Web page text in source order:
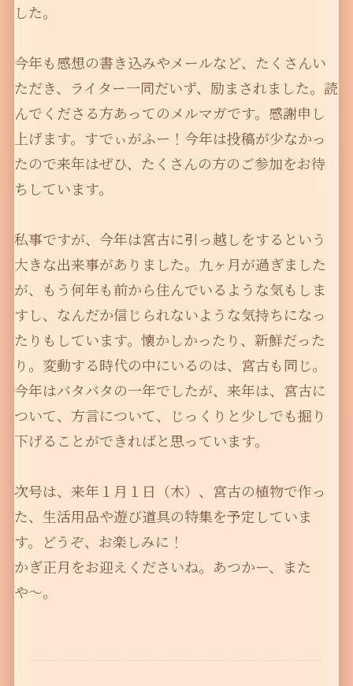
した。
今年も感想の書き込みやメールなど、たくさんい
ただき、ライター一同だいず、励まされました。読
んでくださる方あってのメルマガです。感謝申し
上げます。すでぃがふー！今年は投稿が少なかっ
たので来年はぜひ、たくさんの方のご参加をお待
ちしています。
私事ですが、今年は宮古に引っ越しをするという
大きな出来事がありました。九ヶ月が過ぎました
が、もう何年も前から住んでいるような気もしま
すし、なんだか信じられないような気持ちになっ
たりもしています。懐かしかったり、新鮮だった
り。変動する時代の中にいるのは、宮古も同じ。
今年はバタバタの一年でしたが、来年は、宮古に
ついて、方言について、じっくりと少しでも掘り
下げることができればと思っています。
次号は、来年１月１日（木）、宮古の植物で作っ
た、生活用品や遊び道具の特集を予定していま
す。どうぞ、お楽しみに！
かぎ正月をお迎えくださいね。あつかー、また
や〜。